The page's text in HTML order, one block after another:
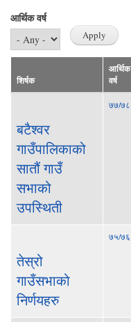
आर्थिक वर्ष
शिर्षक
आर्थिक
वर्ष
बटैश्वर
गाउँपालिकाको
सातौं गाउँ
सभाको
उपस्थिती
७७/७८
तेस्रो
गाउँसभाको
निर्णयहरु
७५/७६